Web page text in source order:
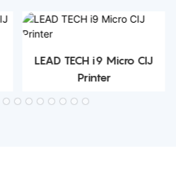
LEAD TECH i9 Micro CIJ
Printer